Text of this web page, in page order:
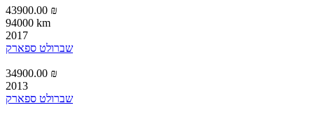
43900.00 ₪
94000 km
2017
שברולט ספארק
34900.00 ₪
2013
שברולט ספארק